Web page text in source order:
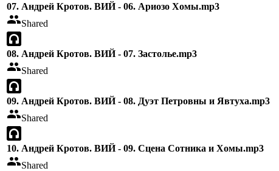
07. Андрей Кротов. ВИЙ - 06. Ариозо Хомы.mp3
Shared
08. Андрей Кротов. ВИЙ - 07. Застолье.mp3
Shared
09. Андрей Кротов. ВИЙ - 08. Дуэт Петровны и Явтуха.mp3
Shared
10. Андрей Кротов. ВИЙ - 09. Сцена Сотника и Хомы.mp3
Shared